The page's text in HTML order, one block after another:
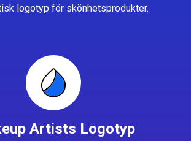
logotyp för skönhetsprodukter.
Artists Logotyp